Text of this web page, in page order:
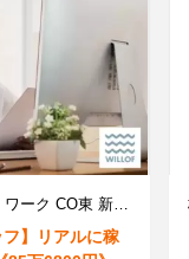
(株)ウィルオブ・ワーク CO東 新宿支店/co130101
フ】リアルに稼